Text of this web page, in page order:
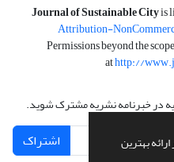
بهترین
Journal of Sustainable Cityis
Attribution-
Permissions beyond the
athttp://
در خبرنامه نشریه مشترک شوید.
اشتراک